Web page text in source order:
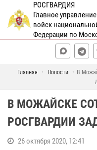
РОСГВАРДИЯ
Главное
войск
Федерации по
Главная Новости
В
В МОЖАЙСКЕ
РОСГВАРДИИ
26 октября 2020, 12:41